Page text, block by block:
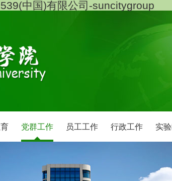
中国)有限公司-suncitygroup
党群工作 员工工作 行政工作 实